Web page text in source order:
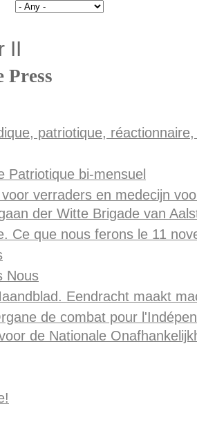
II
Press
patriotique,
Patriotique bi-mensuel
verraders en medecijn
der Witte Brigade van
Ce que nous ferons le 11
Nous
Eendracht maakt
de combat pour
de Nationale